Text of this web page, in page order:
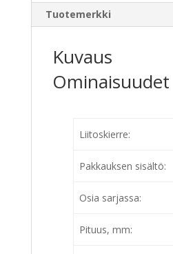
Tuotemerkki
Kuvaus
Ominaisuudet
Liitoskierre:
Pakkauksen sisältö:
Osia sarjassa:
Pituus, mm: